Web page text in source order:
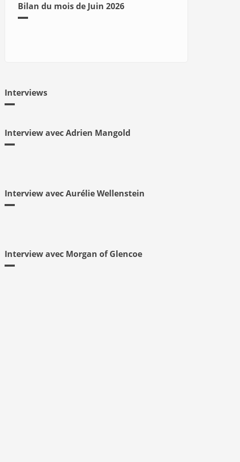
Bilan du mois de Juin 2026
Interviews
Interview avec Adrien Mangold
Interview avec Aurélie Wellenstein
Interview avec Morgan of Glencoe